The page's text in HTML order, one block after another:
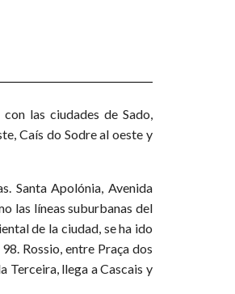
las ciudades de Sado,
Caís do Sodre al oeste y
Santa Apolónia, Avenida
las líneas suburbanas del
de la ciudad, se ha ido
Rossio, entre Praça dos
Terceira, llega a Cascais y